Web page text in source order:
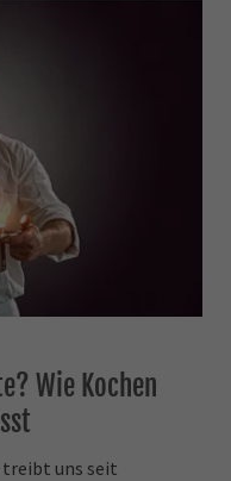
Wie Kochen
treibt uns seit